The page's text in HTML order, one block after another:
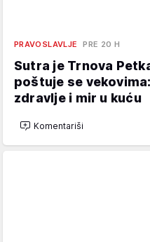
PRAVOSLAVLJE PRE 20 H
Sutra je Trnova
poštuje se
zdravlje i mir u kuću
Komentariši